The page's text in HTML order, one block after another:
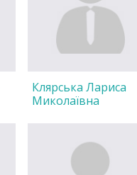
Клярська Лариса
Миколаївна